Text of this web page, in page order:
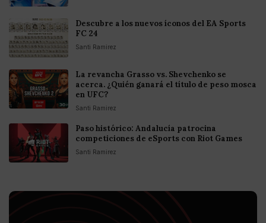
Descubre a los nuevos íconos del EA Sports
FC 24
Santi Ramirez
La revancha Grasso vs. Shevchenko se
acerca. ¿Quién ganará el título de peso mosca
en UFC?
Santi Ramirez
Paso histórico: Andalucía patrocina
competiciones de eSports con Riot Games
Santi Ramirez